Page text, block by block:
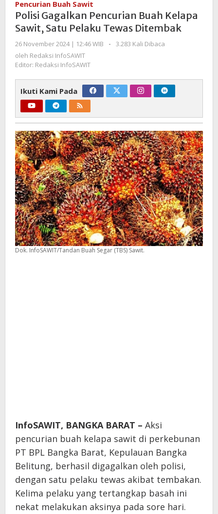
Buah
Kelapa
Sawit,
Satu
Pelaku
Tewas
Pencurian Buah Sawit
Polisi Gagalkan Pencurian Buah Kelapa
Sawit, Satu Pelaku Tewas Ditembak
26 November 2024 | 12:46 WIB
oleh
-
3.283 Kali Dibaca
oleh Redaksi InfoSAWIT
Editor: Redaksi InfoSAWIT
Ikuti Kami Pada
Dok. InfoSAWIT/Tandan Buah Segar (TBS) Sawit.
InfoSAWIT, BANGKA BARAT – Aksi
pencurian buah kelapa sawit di perkebunan
PT BPL Bangka Barat, Kepulauan Bangka
Belitung, berhasil digagalkan oleh polisi,
dengan satu pelaku tewas akibat tembakan.
Kelima pelaku yang tertangkap basah ini
nekat melakukan aksinya pada sore hari.